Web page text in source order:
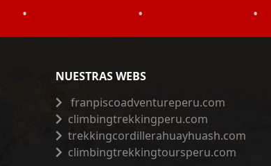
• • •
NUESTRAS WEBS
franpiscoadventureperu.com
climbingtrekkingperu.com
trekkingcordillerahuayhuash.com
climbingtrekkingtoursperu.com